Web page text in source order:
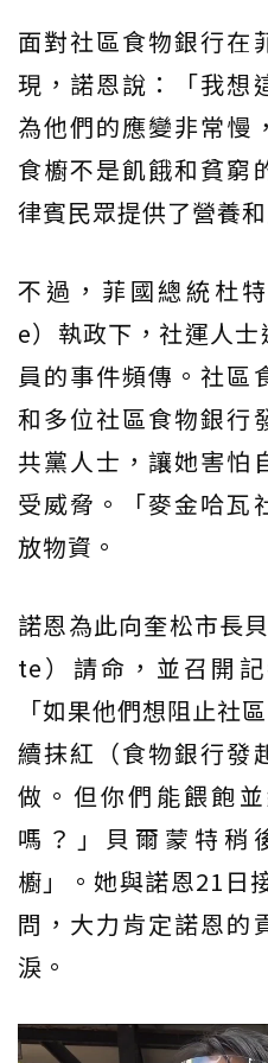
面對社區食物銀行在
現，諾恩說：「我想
為他們的應變非常慢
食櫥不是飢餓和貧窮
律賓民眾提供了營養和
不過，菲國總統杜
e）執政下，社運人
員的事件頻傳。社區
和多位社區食物銀行
共黨人士，讓她害怕
受威脅。「麥金哈瓦
放物資。
諾恩為此向奎松市長
te）請命，並召開
「如果他們想阻止社
續抹紅（食物銀行發
做。但你們能餵飽
嗎？」貝爾蒙特稍
櫥」。她與諾恩21日
問，大力肯定諾恩的
淚。